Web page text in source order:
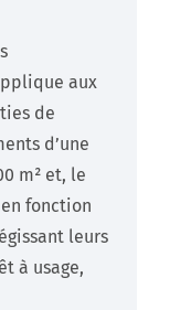
aux
de
d’une
m² et, le
fonction
leurs
à usage,